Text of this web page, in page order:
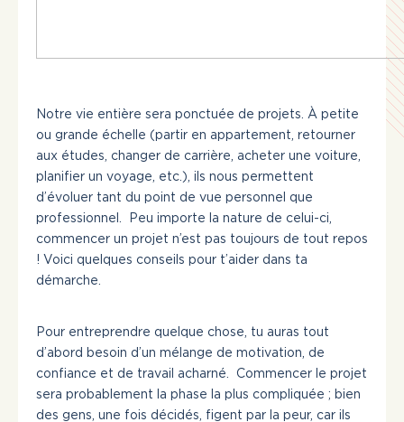
Notre vie entière sera ponctuée de projets. À petite
ou grande échelle (partir en appartement, retourner
aux études, changer de carrière, acheter une voiture,
planifier un voyage, etc.), ils nous permettent
d’évoluer tant du point de vue personnel que
professionnel. Peu importe la nature de celui-ci,
commencer un projet n’est pas toujours de tout repos
! Voici quelques conseils pour t’aider dans ta
démarche.
Pour entreprendre quelque chose, tu auras tout
d’abord besoin d’un mélange de motivation, de
confiance et de travail acharné. Commencer le projet
sera probablement la phase la plus compliquée ; bien
des gens, une fois décidés, figent par la peur, car ils